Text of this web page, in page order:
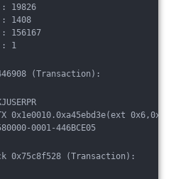
19826
: 1408
156167
1
(Transaction):
0x6,0x0)
0001-446BCE05
0x75c8f528 (Transaction):